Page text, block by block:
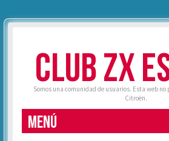
CLUB ZX
Somos una comunidad de usuarios. Esta web
Citroën.
MENÚ